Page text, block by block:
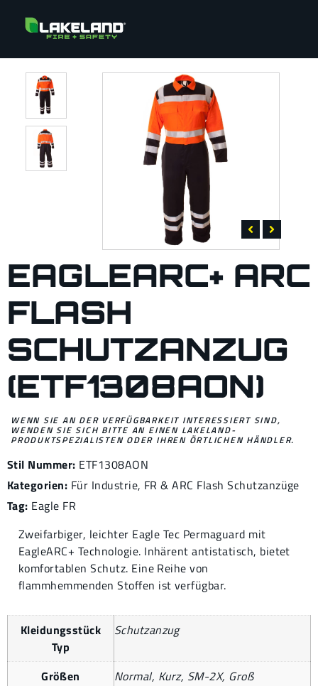
EAGLEARC+ ARC
FLASH
SCHUTZANZUG
(ETF1308AON)
WENN SIE AN DER VERFÜGBARKEIT INTERESSIERT SIND,
WENDEN SIE SICH BITTE AN EINEN LAKELAND-
PRODUKTSPEZIALISTEN ODER IHREN ÖRTLICHEN HÄNDLER.
Stil Nummer: ETF1308AON
Kategorien: Für Industrie, FR & ARC Flash Schutzanzüge
Tag: Eagle FR
Zweifarbiger, leichter Eagle Tec Permaguard mit
EagleARC+ Technologie. Inhärent antistatisch, bietet
komfortablen Schutz. Eine Reihe von
flammhemmenden Stoffen ist verfügbar.
Kleidungsstück
Typ
Schutzanzug
Größen
Normal, Kurz, SM-2X, Groß